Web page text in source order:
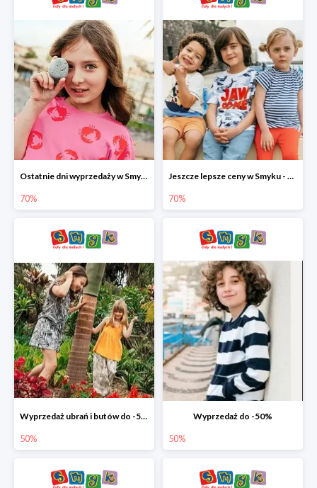
Ostatnie dni wyprzedaży w Smyku - ubrania i buty do -70%
70%
Jeszcze lepsze ceny w Smyku - ubrania i buty do -70%
70%
Wyprzedaż ubrań i butów do -50%
50%
Wyprzedaż do -50%
50%